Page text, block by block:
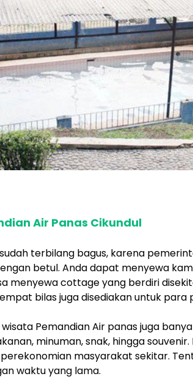
Air Panas Cikundul
terbilang bagus, karena
betul. Anda dapat menyewa
menyewa cottage yang berdiri
bilas juga disediakan untuk para
Pemandian Air panas juga
minuman, snak, hingga
masyarakat sekitar.
waktu yang lama.